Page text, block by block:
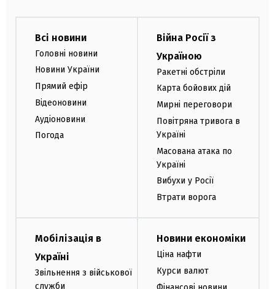
Всі новини
Головні новини
Новини України
Прямий ефір
Відеоновини
Аудіоновини
Погода
Війна Росії з
Україною
Ракетні обстріли
Карта бойових дій
Мирні переговори
Повітряна тривога в
Україні
Масована атака по
Україні
Вибухи у Росії
Втрати ворога
Мобілізація в
Україні
Звільнення з військової
служби
Новини економіки
Ціна нафти
Курси валют